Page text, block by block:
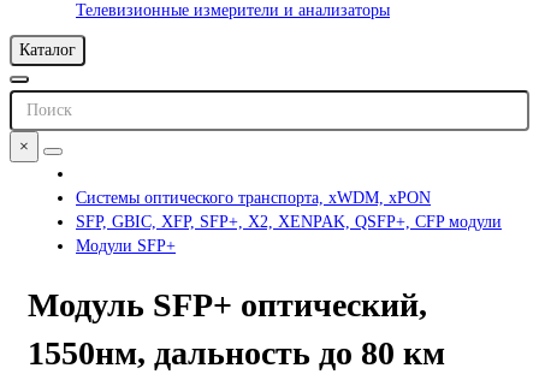
Телевизионные измерители и анализаторы
Каталог
×
Системы оптического транспорта, xWDM, xPON
SFP, GBIC, XFP, SFP+, X2, XENPAK, QSFP+, CFP модули
Модули SFP+
Модуль SFP+ оптический,
1550нм, дальность до 80 км